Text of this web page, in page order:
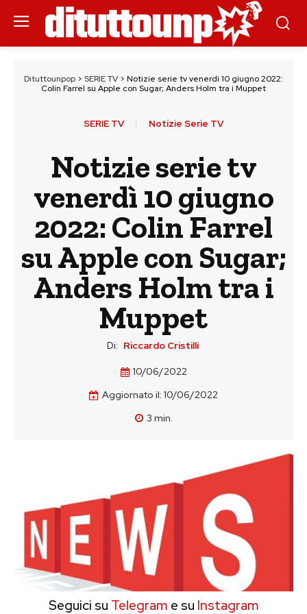
Dituttounpop > SERIE TV > Notizie serie tv venerdì 10 giugno 2022:
Colin Farrel su Apple con Sugar; Anders Holm tra i Muppet
SERIE TV Notizie Serie TV
Notizie serie tv
venerdì 10 giugno
2022: Colin Farrel
su Apple con Sugar;
Anders Holm tra i
Muppet
Di: Riccardo Cristilli
10/06/2022
Aggiornato il: 10/06/2022
3 min.
Seguici su Telegram e su Instagram